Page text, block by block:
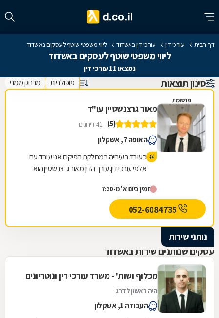
דף הבית עורכי דין עורכי דין באשדוד ליווי משפטי שוטף לעסקים באשדוד
ליווי משפטי שוטף לעסקים באשדוד
נמצאו 11 עורכי דין
סינון תוצאות פופולריות מרחק ממני
פרסומת
מאור גרצנשטיין עו"ד
(5) 41 דירוגים
האופה 7, אשקלון
כעובד בעירייה במחלקת הפיקוח אני עובד עם
אלפי עורכי דין. עורך הדין מאור גרצנשטיין הוא
ממליצה עליו ואני ממליץ עליו. תודה רבה!
זמין ביום א' מ-7:30
נותני שירות
עסקים שנותנים שירות באשדוד
מכלוף ושות' - משרד עורכי דין ונוטריונים
היה ראשון לדרג
העבודה 1, אשקלון